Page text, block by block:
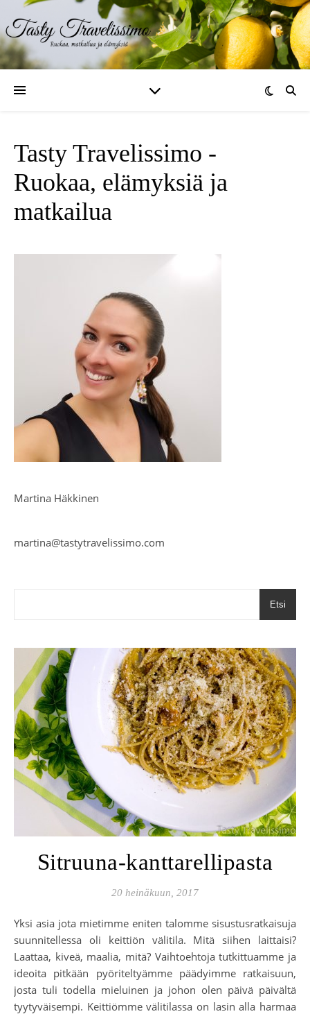
Tasty Travelissimo -
Ruokaa, elämyksiä ja
matkailua
Martina Häkkinen
martina@tastytravelissimo.com
Etsi
Sitruuna-kanttarellipasta
20 heinäkuun, 2017
Yksi asia jota mietimme eniten talomme sisustusratkaisuja
suunnitellessa oli keittiön välitila. Mitä siihen laittaisi?
Laattaa, kiveä, maalia, mitä? Vaihtoehtoja tutkittuamme ja
ideoita pitkään pyöriteltyämme päädyimme ratkaisuun,
josta tuli todella mieluinen ja johon olen päivä päivältä
tyytyväisempi. Keittiömme välitilassa on lasin alla harmaa